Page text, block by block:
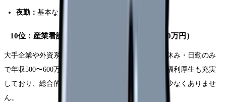
夜勤： 基本なし（夜間透析がある施設は除く）
10位：産業看護師・企業保健師（年収400〜600万円）
大手企業や外資系企業の産業看護師は、完全土日祝休み・日勤のみ
で年収500〜600万円という好条件を実現できます。福利厚生も充実
しており、総合的な待遇は医療機関を上回ることも少なくありませ
ん。